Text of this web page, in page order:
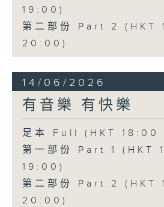
19:00)
第二部份 Part 2 (HKT
20:00)
14/06/2026
有音樂 有快樂
足本 Full (HKT
第一部份 Part 1 (HKT
19:00)
第二部份 Part 2 (HKT
20:00)